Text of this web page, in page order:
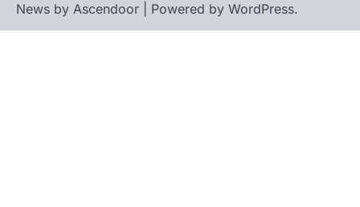
News by Ascendoor | Powered by WordPress.